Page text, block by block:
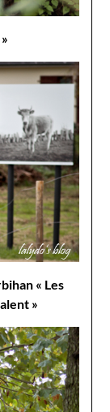
« Les
»